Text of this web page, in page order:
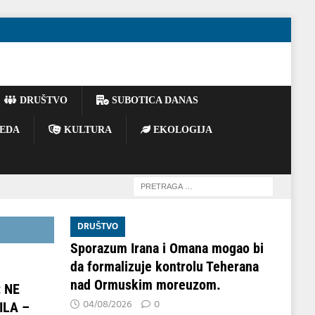
DRUŠTVO SUBOTICA DANAS
KULTURA EKOLOGIJA
NE
–
DRUŠTVO
Sporazum Irana i Omana mogao bi
da formalizuje kontrolu Teherana
nad Ormuskim moreuzom.
04/08/2026 0